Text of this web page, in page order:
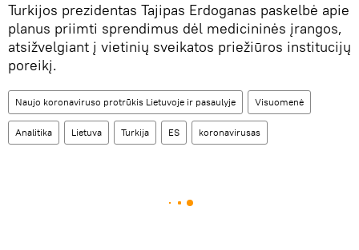
Turkijos prezidentas Tajipas Erdoganas paskelbė apie
planus priimti sprendimus dėl medicininės įrangos,
atsižvelgiant į vietinių sveikatos priežiūros institucijų
poreikį.
Naujo koronaviruso protrūkis Lietuvoje ir pasaulyje Visuomenė
Analitika Lietuva Turkija ES koronavirusas